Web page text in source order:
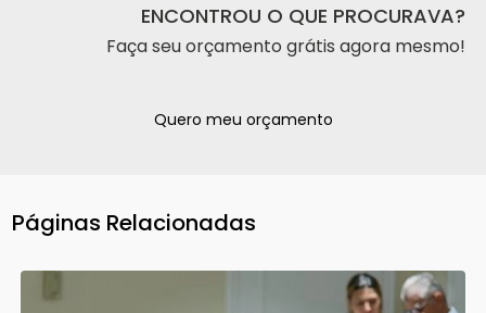
ENCONTROU O QUE PROCURAVA?
Faça seu orçamento grátis agora mesmo!
Quero meu orçamento
Páginas Relacionadas